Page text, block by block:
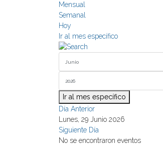
Mensual
Semanal
Hoy
Ir al mes específico
Ir al mes específico
Día Anterior
Lunes, 29 Junio 2026
Siguiente Día
No se encontraron eventos